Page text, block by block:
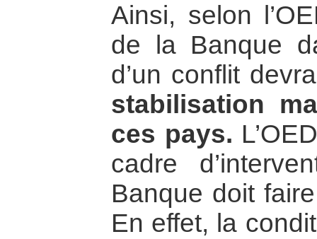
Ainsi, selon
de la Banque
d’un conflit
stabilisation
ces pays.
cadre
Banque doit
En effet, la